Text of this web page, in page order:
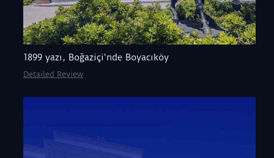
1899 yazı, Boğaziçi'nde Boyacıköy
Detailed Review